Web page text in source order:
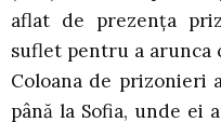
aflat de prezenţa
suflet pentru a arunca
Coloana de prizonieri
până la Sofia, unde ei